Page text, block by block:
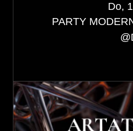
Do,
PARTY
@